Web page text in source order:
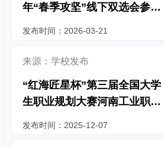
年“春季攻坚”线下双选会参会
发布时间：2026-03-21
来源：学校发布
“红海匠星杯”第三届全国大学
生职业规划大赛河南工业职业
发布时间：2025-12-07